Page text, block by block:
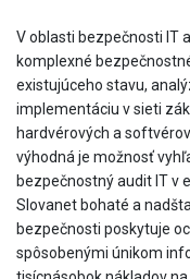
V oblasti bezpečnosti IT
komplexné
existujúceho stavu,
implementáciu v sieti
hardvérových a
výhodná je možnosť
bezpečnostný audit IT v
Slovanet bohaté a
bezpečnosti poskytuje
spôsobenými únikom